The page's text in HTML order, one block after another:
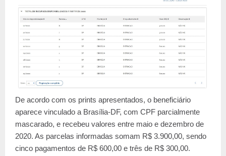
De acordo com os prints apresentados, o beneficiário
aparece vinculado a Brasília-DF, com CPF parcialmente
mascarado, e recebeu valores entre maio e dezembro de
2020. As parcelas informadas somam R$ 3.900,00, sendo
cinco pagamentos de R$ 600,00 e três de R$ 300,00.